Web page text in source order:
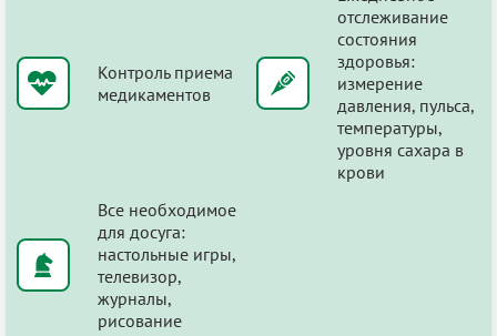
Контроль приема
медикаментов
отслеживание
состояния
здоровья:
измерение
давления, пульса,
температуры,
уровня сахара в
крови
Все необходимое
для досуга:
настольные игры,
телевизор,
журналы,
рисование